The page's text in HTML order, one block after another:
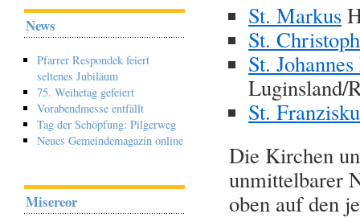
St. Markus
St.
St.
Luginsland/
St.
Die Kirchen
unmittelbarer
oben auf den
News
Pfarrer Respondek feiert
seltenes Jubiläum
75. Weihetag gefeiert
Vorabendmesse entfällt
Tag der Schöpfung: Pilgerweg
Neues Gemeindemagazin online
Misereor